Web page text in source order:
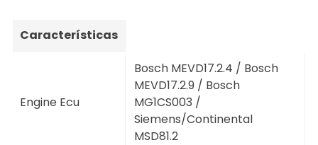
Características
Engine Ecu
Bosch MEVD17.2.4 / Bosch
MEVD17.2.9 / Bosch
MG1CS003 /
Siemens/Continental
MSD81.2